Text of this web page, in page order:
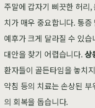
주말에 갑자기 삐끗한 허리
치가 매우 중요합니다. 통
예후가 크게 달라질 수 있
대안을 찾기 어렵습니다.상
환자들이 골든타임을 놓치
약침 등의 치료는 손상된
의 회복을 돕습니다.